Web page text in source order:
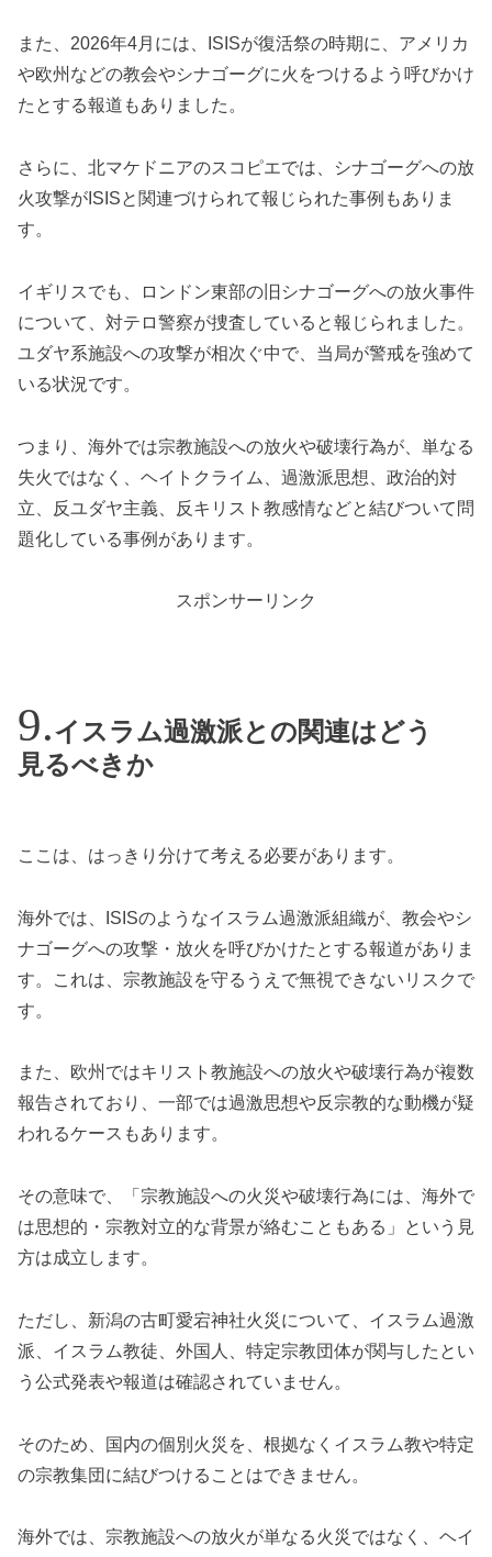
また、2026年4月には、ISISが復活祭の時期に、アメリカ
や欧州などの教会やシナゴーグに火をつけるよう呼びかけ
たとする報道もありました。
さらに、北マケドニアのスコピエでは、シナゴーグへの放
火攻撃がISISと関連づけられて報じられた事例もありま
す。
イギリスでも、ロンドン東部の旧シナゴーグへの放火事件
について、対テロ警察が捜査していると報じられました。
ユダヤ系施設への攻撃が相次ぐ中で、当局が警戒を強めて
いる状況です。
つまり、海外では宗教施設への放火や破壊行為が、単なる
失火ではなく、ヘイトクライム、過激派思想、政治的対
立、反ユダヤ主義、反キリスト教感情などと結びついて問
題化している事例があります。
スポンサーリンク
イスラム過激派との関連はどう
見るべきか
ここは、はっきり分けて考える必要があります。
海外では、ISISのようなイスラム過激派組織が、教会やシ
ナゴーグへの攻撃・放火を呼びかけたとする報道がありま
す。これは、宗教施設を守るうえで無視できないリスクで
す。
また、欧州ではキリスト教施設への放火や破壊行為が複数
報告されており、一部では過激思想や反宗教的な動機が疑
われるケースもあります。
その意味で、「宗教施設への火災や破壊行為には、海外で
は思想的・宗教対立的な背景が絡むこともある」という見
方は成立します。
ただし、新潟の古町愛宕神社火災について、イスラム過激
派、イスラム教徒、外国人、特定宗教団体が関与したとい
う公式発表や報道は確認されていません。
そのため、国内の個別火災を、根拠なくイスラム教や特定
の宗教集団に結びつけることはできません。
海外では、宗教施設への放火が単なる火災ではなく、ヘイ